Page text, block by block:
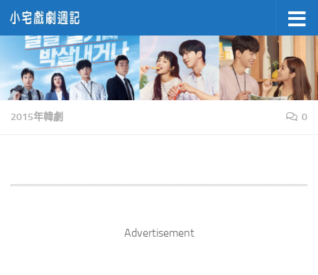
Skip to content
2015年韓劇 0
Advertisement